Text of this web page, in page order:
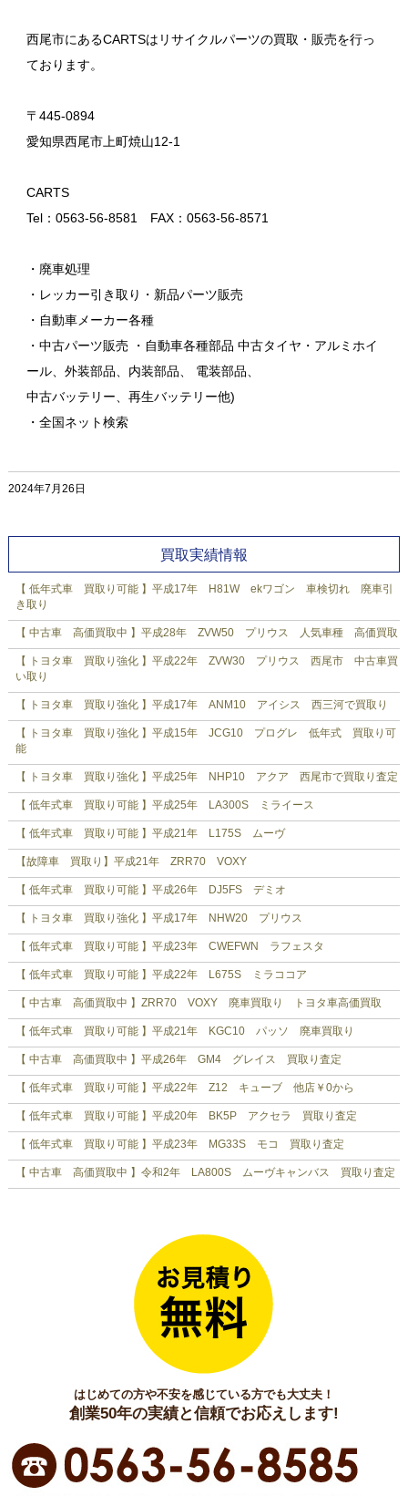
西尾市にあるCARTSはリサイクルパーツの買取・販売を行っ
ております。
〒445-0894
愛知県西尾市上町焼山12-1
CARTS
Tel：0563-56-8581 FAX：0563-56-8571
・廃車処理
・レッカー引き取り・新品パーツ販売
・自動車メーカー各種
・中古パーツ販売 ・自動車各種部品 中古タイヤ・アルミホイ
ール、外装部品、内装部品、 電装部品、
中古バッテリー、再生バッテリー他)
・全国ネット検索
2024年7月26日
買取実績情報
【 低年式車 買取り可能 】平成17年 H81W ekワゴン 車検切れ 廃車引
き取り
【 中古車 高価買取中 】平成28年 ZVW50 プリウス 人気車種 高価買取
【 トヨタ車 買取り強化 】平成22年 ZVW30 プリウス 西尾市 中古車買
い取り
【 トヨタ車 買取り強化 】平成17年 ANM10 アイシス 西三河で買取り
【 トヨタ車 買取り強化 】平成15年 JCG10 プログレ 低年式 買取り可
能
【 トヨタ車 買取り強化 】平成25年 NHP10 アクア 西尾市で買取り査定
【 低年式車 買取り可能 】平成25年 LA300S ミライース
【 低年式車 買取り可能 】平成21年 L175S ムーヴ
【故障車 買取り】平成21年 ZRR70 VOXY
【 低年式車 買取り可能 】平成26年 DJ5FS デミオ
【 トヨタ車 買取り強化 】平成17年 NHW20 プリウス
【 低年式車 買取り可能 】平成23年 CWEFWN ラフェスタ
【 低年式車 買取り可能 】平成22年 L675S ミラココア
【 中古車 高価買取中 】ZRR70 VOXY 廃車買取り トヨタ車高価買取
【 低年式車 買取り可能 】平成21年 KGC10 パッソ 廃車買取り
【 中古車 高価買取中 】平成26年 GM4 グレイス 買取り査定
【 低年式車 買取り可能 】平成22年 Z12 キューブ 他店￥0から
【 低年式車 買取り可能 】平成20年 BK5P アクセラ 買取り査定
【 低年式車 買取り可能 】平成23年 MG33S モコ 買取り査定
【 中古車 高価買取中 】令和2年 LA800S ムーヴキャンバス 買取り査定
はじめての方や不安を感じている方でも大丈夫！
創業50年の実績と信頼でお応えします!